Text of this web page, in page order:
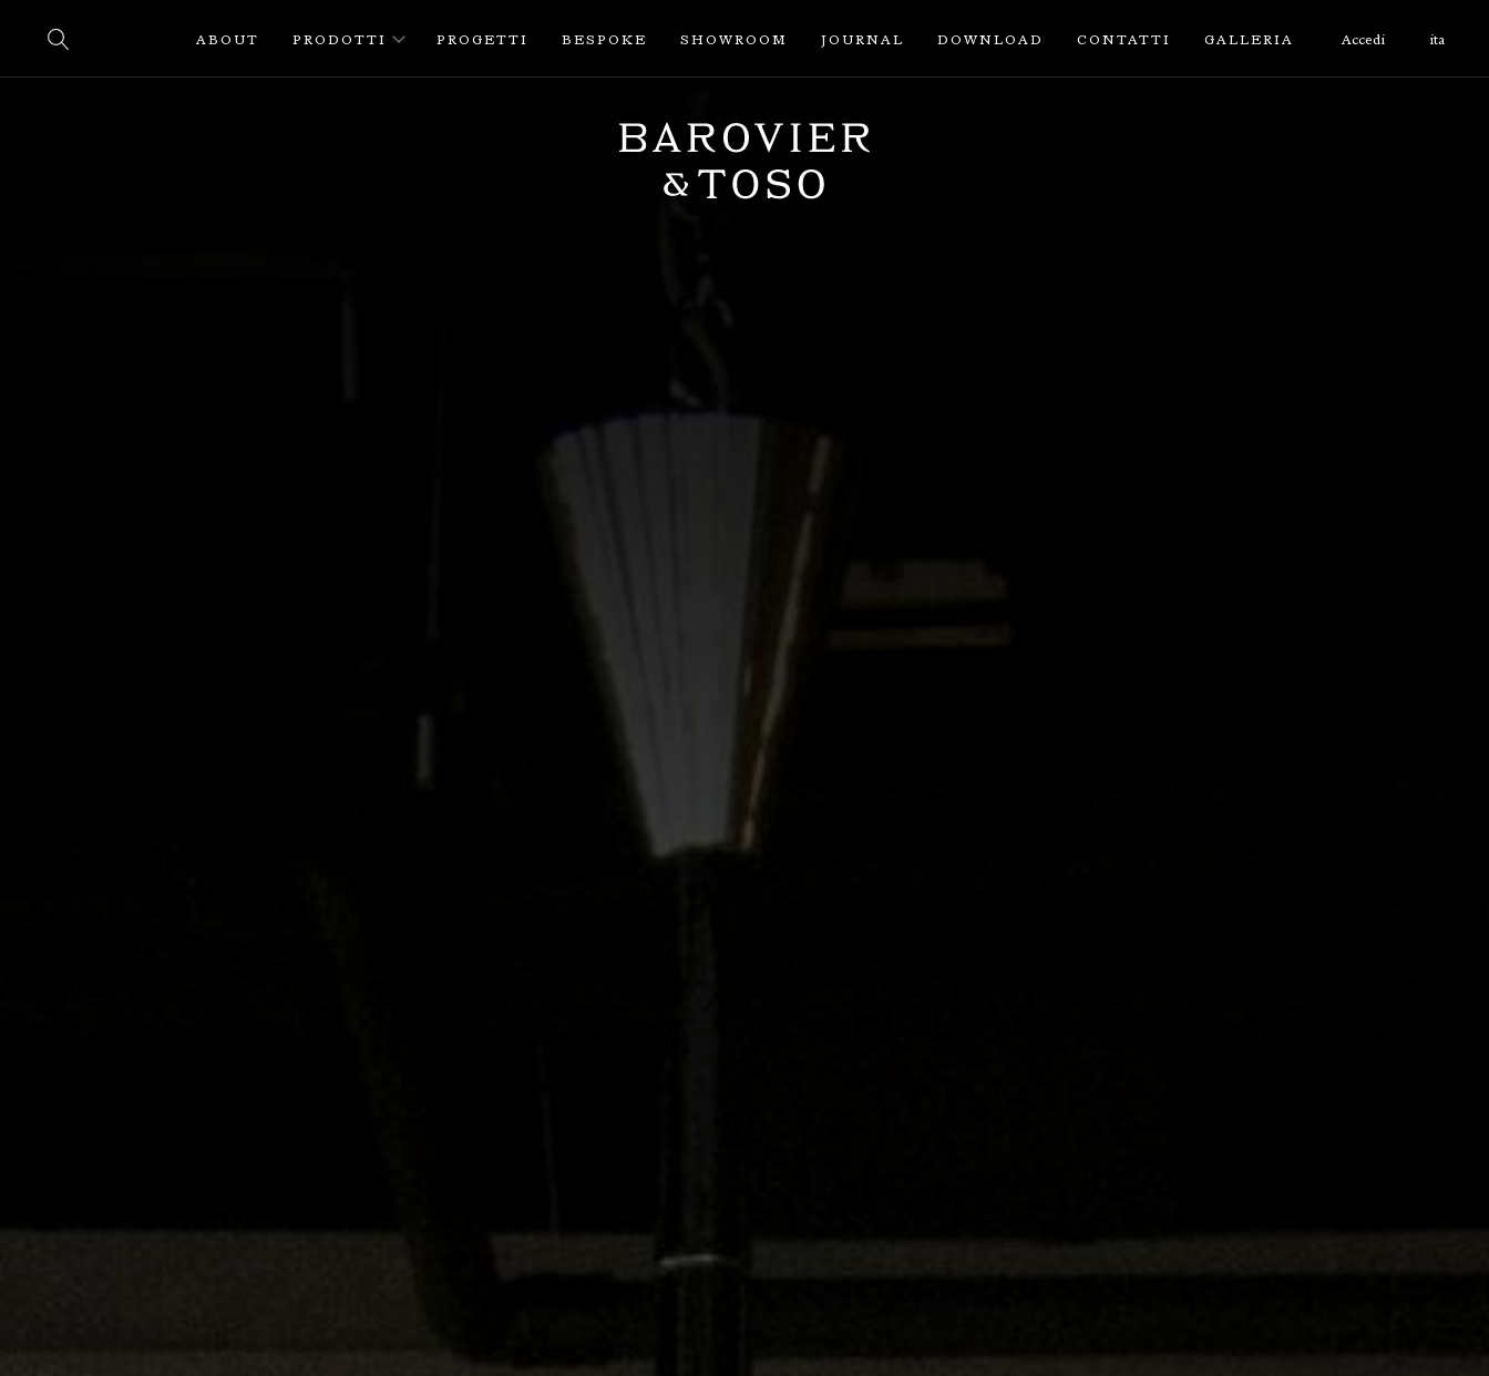
ABOUT PRODOTTI PROGETTI BESPOKE SHOWROOM JOURNAL DOWNLOAD CONTATTI GALLERIA Accedi ita